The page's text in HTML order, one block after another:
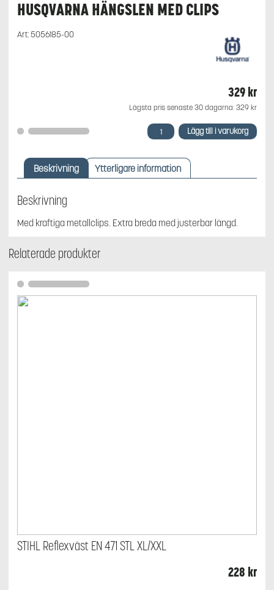
HUSQVARNA HÄNGSLEN MED CLIPS
Art:5056185-00
329kr
Lägsta pris senaste 30 dagarna: 329 kr
Husqvarna
Hängslen
clips
mängd
Lägg till i varukorg
Beskrivning Ytterligare information
Beskrivning
Med kraftiga metallclips. Extra breda med justerbar längd.
Relaterade produkter
STIHL Reflexväst EN 471 STL XL/XXL
228 kr